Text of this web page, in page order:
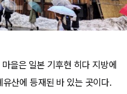
을은 일본 기후현 히다 지방에
산에 등재된 바 있는 곳이다.